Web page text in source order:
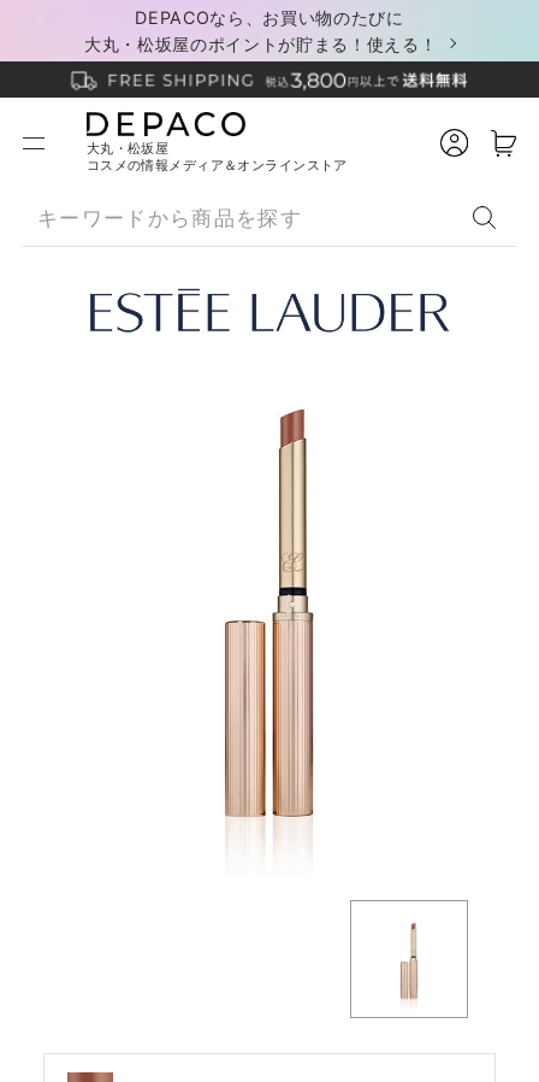
DEPACOなら、お買い物のたびに
大丸・松坂屋のポイントが貯まる！使える！
大丸・松坂屋
コスメの情報メディア＆オンラインストア